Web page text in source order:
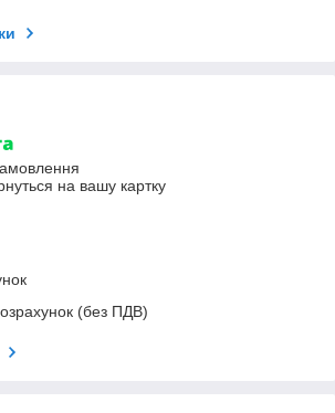
на вашу картку
(без ПДВ)